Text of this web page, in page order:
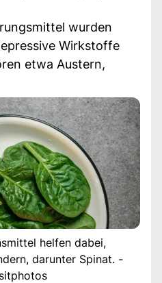
wurden
Wirkstoffe
etwa Austern,
helfen dabei,
darunter Spinat. -